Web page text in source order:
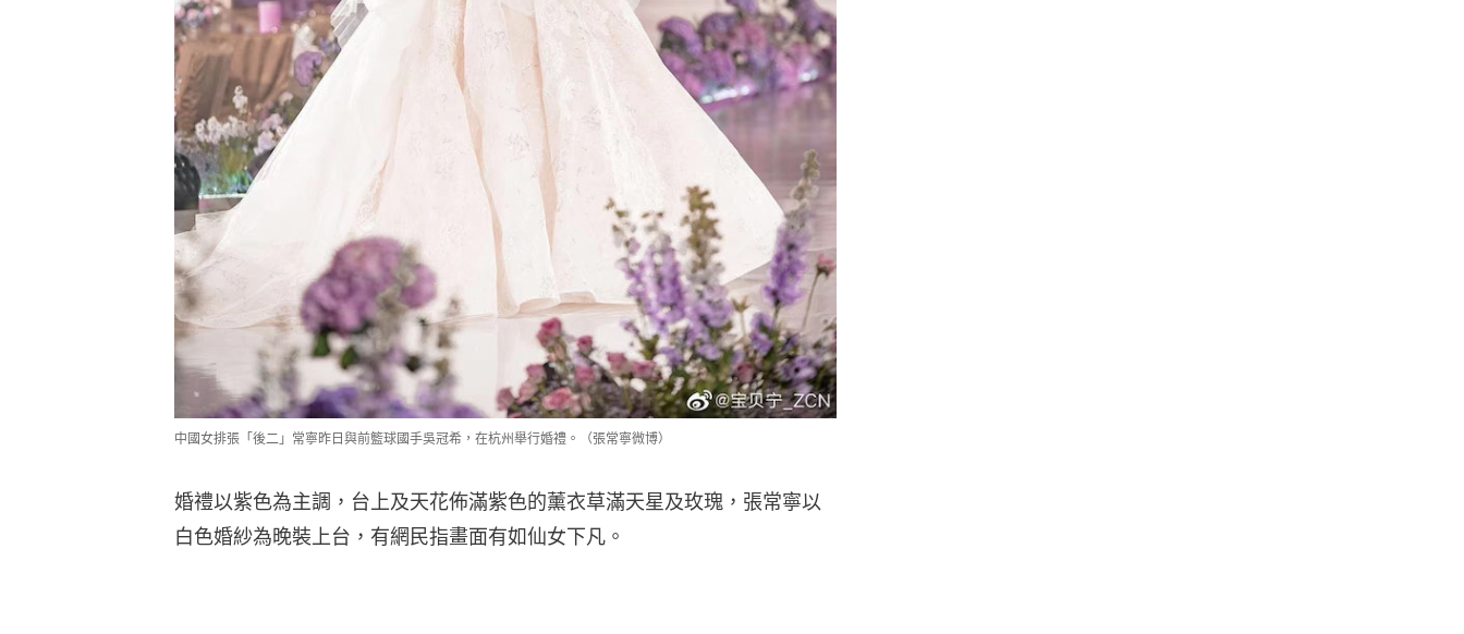
中國女排張「後二」常寧昨日與前籃球國手吳冠希，在杭州舉行婚禮。（張常寧微博）
婚禮以紫色為主調，台上及天花佈滿紫色的薰衣草滿天星及玫瑰，張常寧以
白色婚紗為晚裝上台，有網民指畫面有如仙女下凡。